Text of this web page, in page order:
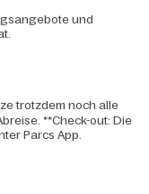
und
trotzdem noch alle
**Check-out: Die
Parcs App.